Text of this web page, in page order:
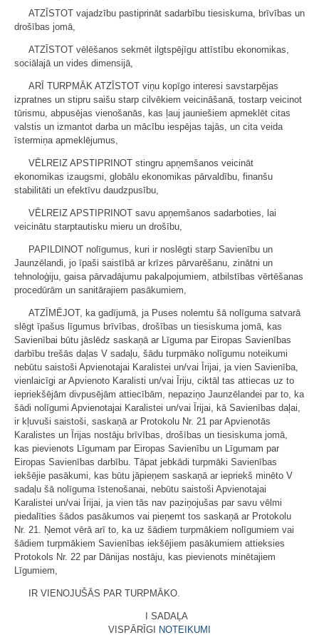
ATZĪSTOT vajadzību pastiprināt sadarbību tiesiskuma, brīvības un
drošības jomā,
ATZĪSTOT vēlēšanos sekmēt ilgtspējīgu attīstību ekonomikas,
sociālajā un vides dimensijā,
ARĪ TURPMĀK ATZĪSTOT viņu kopīgo interesi savstarpējas
izpratnes un stipru saišu starp cilvēkiem veicināšanā, tostarp veicinot
tūrismu, abpusējas vienošanās, kas ļauj jauniešiem apmeklēt citas
valstis un izmantot darba un mācību iespējas tajās, un cita veida
īstermiņa apmeklējumus,
VĒLREIZ APSTIPRINOT stingru apņemšanos veicināt
ekonomikas izaugsmi, globālu ekonomikas pārvaldību, finanšu
stabilitāti un efektīvu daudzpusību,
VĒLREIZ APSTIPRINOT savu apņemšanos sadarboties, lai
veicinātu starptautisku mieru un drošību,
PAPILDINOT nolīgumus, kuri ir noslēgti starp Savienību un
Jaunzēlandi, jo īpaši saistībā ar krīzes pārvarēšanu, zinātni un
tehnoloģiju, gaisa pārvadājumu pakalpojumiem, atbilstības vērtēšanas
procedūrām un sanitārajiem pasākumiem,
ATZĪMĒJOT, ka gadījumā, ja Puses nolemtu šā nolīguma satvarā
slēgt īpašus līgumus brīvības, drošības un tiesiskuma jomā, kas
Savienībai būtu jāslēdz saskaņā ar Līguma par Eiropas Savienības
darbību trešās daļas V sadaļu, šādu turpmāko nolīgumu noteikumi
nebūtu saistoši Apvienotajai Karalistei un/vai Īrijai, ja vien Savienība,
vienlaicīgi ar Apvienoto Karalisti un/vai Īriju, ciktāl tas attiecas uz to
iepriekšējām divpusējām attiecībām, nepaziņo Jaunzēlandei par to, ka
šādi nolīgumi Apvienotajai Karalistei un/vai Īrijai, kā Savienības daļai,
ir kļuvuši saistoši, saskaņā ar Protokolu Nr. 21 par Apvienotās
Karalistes un Īrijas nostāju brīvības, drošības un tiesiskuma jomā,
kas pievienots Līgumam par Eiropas Savienību un Līgumam par
Eiropas Savienības darbību. Tāpat jebkādi turpmāki Savienības
iekšējie pasākumi, kas būtu jāpieņem saskaņā ar iepriekš minēto V
sadaļu šā nolīguma īstenošanai, nebūtu saistoši Apvienotajai
Karalistei un/vai Īrijai, ja vien tās nav paziņojušas par savu vēlmi
piedalīties šādos pasākumos vai pieņemt tos saskaņā ar Protokolu
Nr. 21. Ņemot vērā arī to, ka uz šādiem turpmākiem nolīgumiem vai
šādiem turpmākiem Savienības iekšējiem pasākumiem attieksies
Protokols Nr. 22 par Dānijas nostāju, kas pievienots minētajiem
Līgumiem,
IR VIENOJUŠĀS PAR TURPMĀKO.
I SADAĻA
VISPĀRĪGI
NOTEIKUMI